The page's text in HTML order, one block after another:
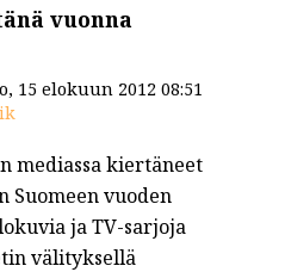
vuonna
15 elokuun 2012 08:51
mediassa kiertäneet
Suomeen vuoden
ja TV-sarjoja
välityksellä